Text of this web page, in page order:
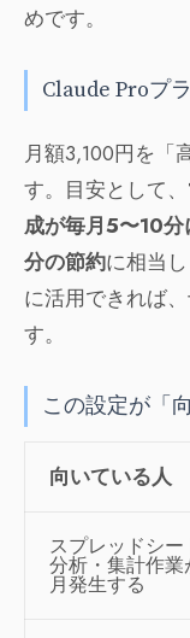
めです。
Claude Proプ
月額3,100円を「
す。目安として、
成が毎月5〜10分
分の節約に相当
に活用できれば
す。
この設定が「
向いている人
スプレッドシー
分析・集計作業
月発生する